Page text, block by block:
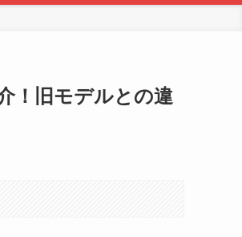
！旧モデルとの違